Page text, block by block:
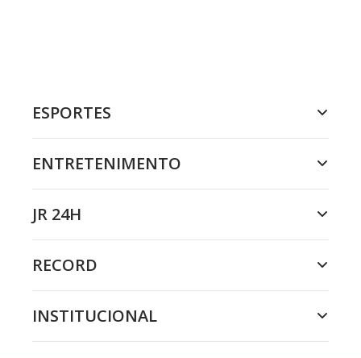
ESPORTES
ENTRETENIMENTO
JR 24H
RECORD
INSTITUCIONAL